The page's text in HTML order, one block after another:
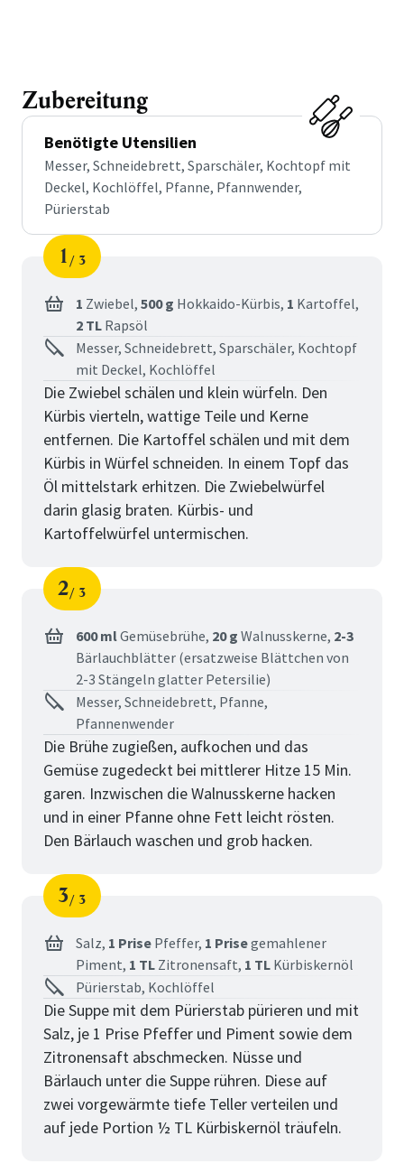
Zubereitung
Benötigte Utensilien
Messer, Schneidebrett, Sparschäler, Kochtopf mit
Deckel, Kochlöffel, Pfanne, Pfannwender,
Pürierstab
Schritt
1
von
3
1 Zwiebel, 500 g Hokkaido-Kürbis, 1 Kartoffel,
2 TL Rapsöl
Messer, Schneidebrett, Sparschäler, Kochtopf
mit Deckel, Kochlöffel
Die Zwiebel schälen und klein würfeln. Den
Kürbis vierteln, wattige Teile und Kerne
entfernen. Die Kartoffel schälen und mit dem
Kürbis in Würfel schneiden. In einem Topf das
Öl mittelstark erhitzen. Die Zwiebelwürfel
darin glasig braten. Kürbis- und
Kartoffelwürfel untermischen.
Schritt
2
von
3
600 mlGemüsebrühe, 20 g Walnusskerne, 2-3
Bärlauchblätter (ersatzweise Blättchen von
2-3 Stängeln glatter Petersilie)
Messer, Schneidebrett, Pfanne,
Pfannenwender
Die Brühe zugießen, aufkochen und das
Gemüse zugedeckt bei mittlerer Hitze 15 Min.
garen. Inzwischen die Walnusskerne hacken
und in einer Pfanne ohne Fett leicht rösten.
Den Bärlauch waschen und grob hacken.
Schritt
3
von
3
Salz, 1 Prise Pfeffer, 1 Prisegemahlener
Piment, 1 TL Zitronensaft, 1 TL Kürbiskernöl
Pürierstab, Kochlöffel
Die Suppe mit dem Pürierstab pürieren und mit
Salz, je 1 Prise Pfeffer und Piment sowie dem
Zitronensaft abschmecken. Nüsse und
Bärlauch unter die Suppe rühren. Diese auf
zwei vorgewärmte tiefe Teller verteilen und
auf jede Portion ½ TL Kürbiskernöl träufeln.